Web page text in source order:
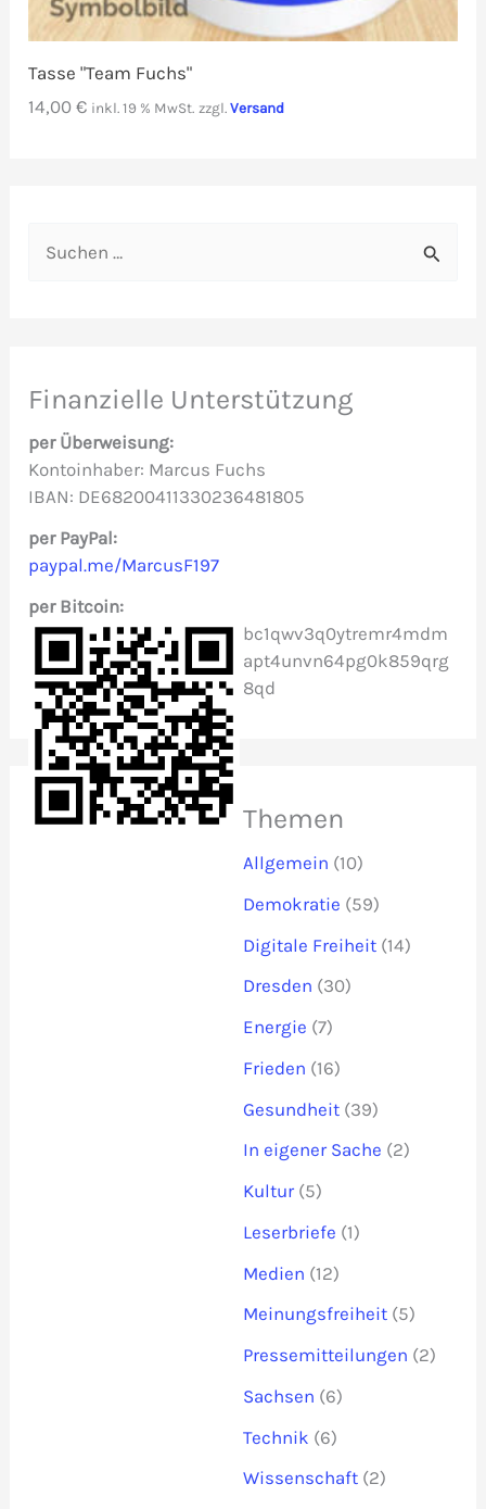
Tasse "Team Fuchs"
14,00€ inkl. 19 % MwSt. zzgl.Versand
e
n
a
c
h
:
Finanzielle Unterstützung
per Überweisung:
Kontoinhaber: Marcus Fuchs
IBAN: DE68200411330236481805
per PayPal:
paypal.me/MarcusF197
per Bitcoin:
bc1qwv3q0ytremr4mdm
apt4unvn64pg0k859qrg
8qd
Themen
Allgemein (10)
Demokratie (59)
Digitale Freiheit (14)
Dresden (30)
Energie (7)
Frieden (16)
Gesundheit (39)
In eigener Sache (2)
Kultur (5)
Leserbriefe (1)
Medien (12)
Meinungsfreiheit (5)
Pressemitteilungen (2)
Sachsen (6)
Technik (6)
Wissenschaft (2)